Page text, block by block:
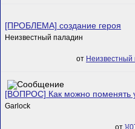
[ПРОБЛЕМА] создание героя
Неизвестный паладин
от Неизвестный
[ВОПРОС] Как можно поменять
Garlock